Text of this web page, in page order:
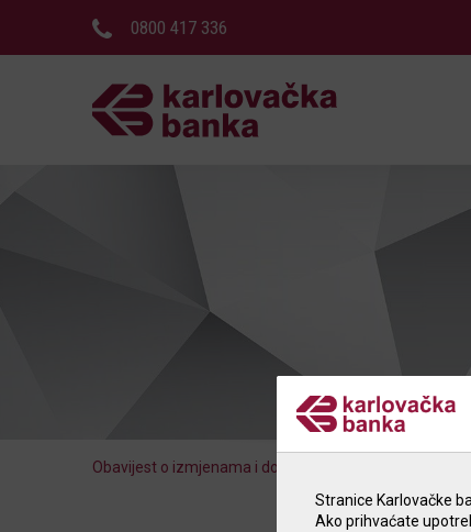
0800 417 336
Obavijest o izmjenama i dopunama Općih uvjeta za
Stranice Karlovačke
Ako prihvaćate